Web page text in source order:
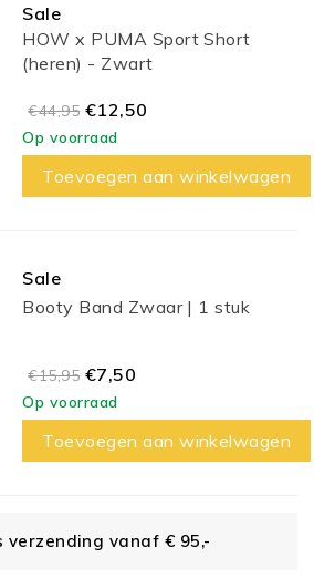
Sale
HOW x PUMA Sport Short
(heren) - Zwart
€44,95 €12,50
Op voorraad
Toevoegen aan winkelwagen
Sale
Booty Band Zwaar | 1 stuk
€15,95 €7,50
Op voorraad
Toevoegen aan winkelwagen
verzending vanaf € 95,-